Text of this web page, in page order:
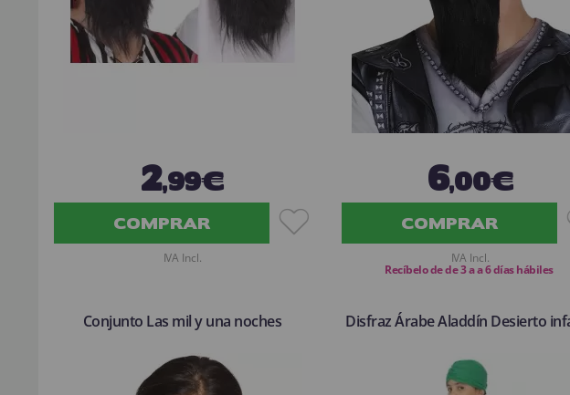
2,99€
COMPRAR
IVA Incl.
6,00€
COMPRAR
IVA Incl.
Recíbelo de de 3 a a 6 días hábiles
Conjunto Las mil y una noches Disfraz Árabe Aladdín Desierto